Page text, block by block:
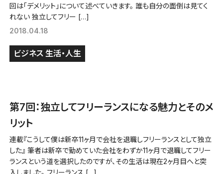
回は「デメリット」について述べていきます。 誰も自分の面倒は見てく
れない 独立してフリー […]
2018.04.18
ビジネス 生活・人生
第7回：独立してフリーランスになる魅力とそのメ
リット
連載『こうして僕は新卒11ヶ月で会社を退職しフリーランスとして独立
した』 筆者は新卒で勤めていた会社をわずか11ヶ月で退職してフリー
ランスという道を選択したのですが、その生活は現在2ヶ月目へと突